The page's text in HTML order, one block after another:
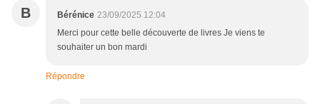
B Bérénice 23/09/2025 12:04
Merci pour cette belle découverte de livres Je viens te
souhaiter un bon mardi
Répondre